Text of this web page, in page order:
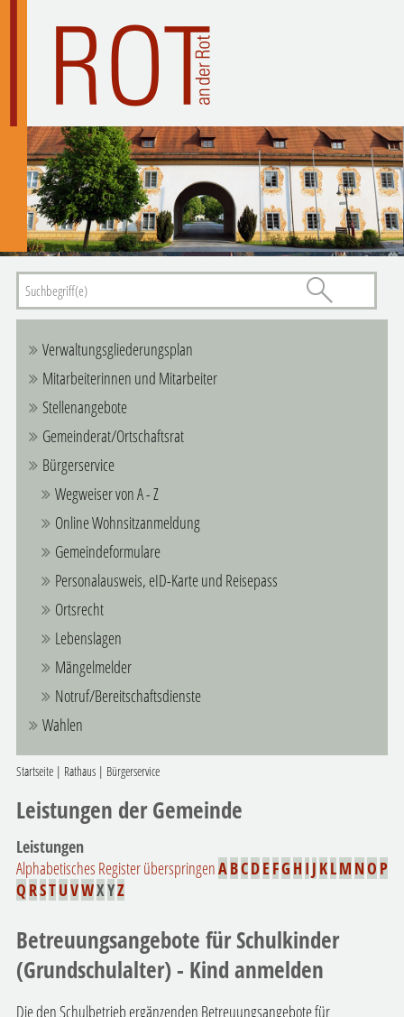
Verwaltungsgliederungsplan
Mitarbeiterinnen und Mitarbeiter
Stellenangebote
Gemeinderat/Ortschaftsrat
Bürgerservice
Wegweiser von A - Z
Online Wohnsitzanmeldung
Gemeindeformulare
Personalausweis, eID-Karte und Reisepass
Ortsrecht
Lebenslagen
Mängelmelder
Notruf/Bereitschaftsdienste
Wahlen
Startseite| Rathaus| Bürgerservice
Leistungen der Gemeinde
Leistungen
Alphabetisches Register überspringenABCDE FG H I J KLM NO P
Q RSTUVWXYZ
Betreuungsangebote für Schulkinder
(Grundschulalter) - Kind anmelden
Die den Schulbetrieb ergänzenden Betreuungsangebote für